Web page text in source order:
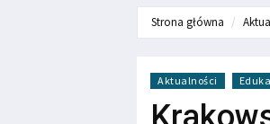
Strona główna
Aktualności